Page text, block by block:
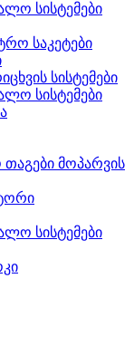
საკეტები
სისტემები
მოპარვის